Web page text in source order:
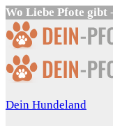
Wo Liebe Pfote gibt
Dein Hundeland